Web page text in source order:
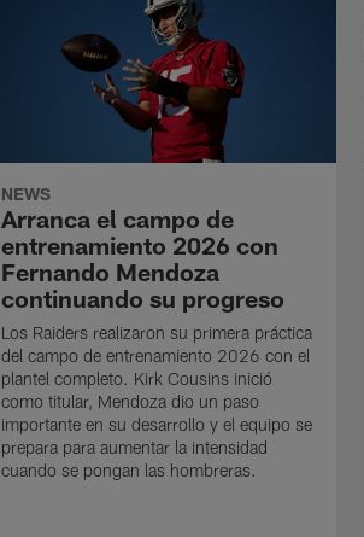
NEWS
Arranca el campo de
entrenamiento 2026 con
Fernando Mendoza
continuando su progreso
Los Raiders realizaron su primera práctica
del campo de entrenamiento 2026 con el
plantel completo. Kirk Cousins inició
como titular, Mendoza dio un paso
importante en su desarrollo y el equipo se
prepara para aumentar la intensidad
cuando se pongan las hombreras.